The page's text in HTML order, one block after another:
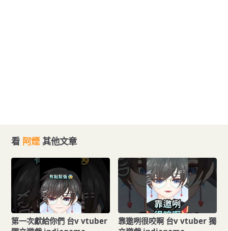
看 阿煙 其他文章
第一次獻給你們 台v vtuber
靠邀咧很咬啊 台v vtuber 獨